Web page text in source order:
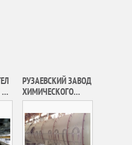
РУЗАЕВСКИЙ ЗАВОД
ХИМИЧЕСКОГО
МАШИНОСТРОЕНИЯ,
АО «РУЗХИММАШ»